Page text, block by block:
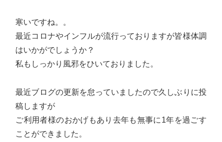
寒いですね。。
最近コロナやインフルが流行っておりますが皆様体調
はいかがでしょうか？
私もしっかり風邪をひいておりました。
最近ブログの更新を怠っていましたので久しぶりに投
稿しますが
ご利用者様のおかげもあり去年も無事に1年を過ごす
ことができました。